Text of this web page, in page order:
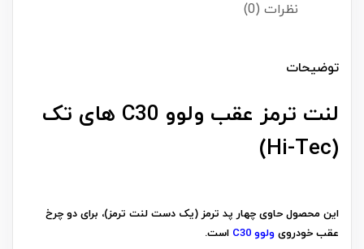
نظرات (0)
توضیحات
لنت ترمز عقب ولوو C30 های تک
(Hi-Tec)
این محصول حاوی چهار پد ترمز (یک دست لنت ترمز)، برای دو چرخ
عقب خودروی ولوو C30 است.